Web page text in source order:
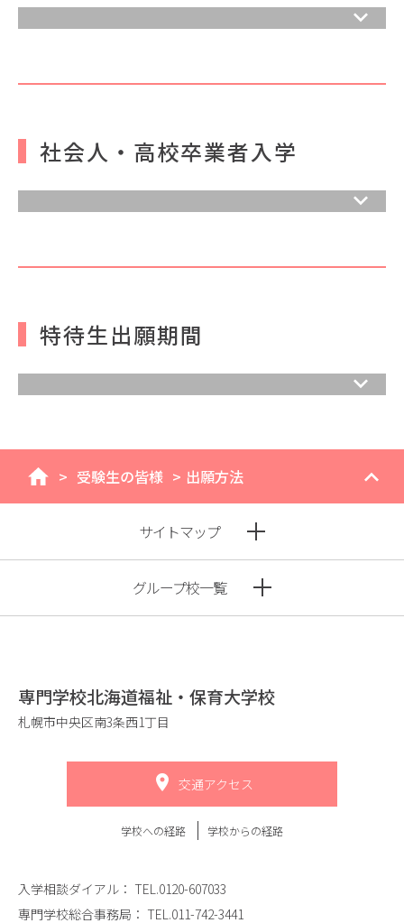
社会人・高校卒業者入学
特待生出願期間
home
> 受験生の皆様 > 出願方法
サイトマップ
グループ校一覧
専門学校北海道福祉・保育大学校
札幌市中央区南3条西1丁目
交通アクセス
学校への経路 学校からの経路
入学相談ダイアル： TEL.0120-607033
専門学校総合事務局： TEL.011-742-3441